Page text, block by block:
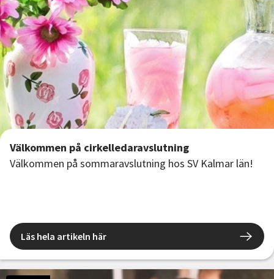
Välkommen på cirkelledaravslutning
Välkommen på sommaravslutning hos SV Kalmar län!
Läs hela artikeln här